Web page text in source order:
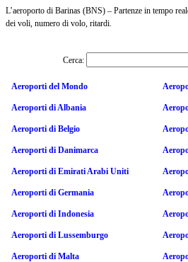
L’aeroporto di Barinas (BNS) – Partenze in tempo
dei voli, numero di volo, ritardi.
Cerca:
Aeroporti del Mondo
Aeroporti di Albania
Aeroporti di Belgio
Aeroporti di Danimarca
Aeroporti di Emirati Arabi Uniti
Aeroporti di Germania
Aeroporti di Indonesia
Aeroporti di Lussemburgo
Aeroporti di Malta